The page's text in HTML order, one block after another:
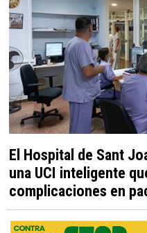
El Hospital de Sant
una UCI inteligente
complicaciones en